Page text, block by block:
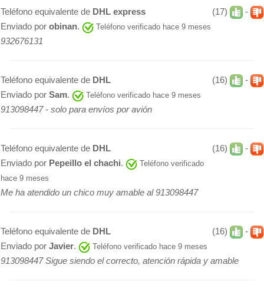
(17) -
Teléfono equivalente de DHL express
Enviado por obinan. Teléfono verificado hace 9 meses
932676131
(16) -
Teléfono equivalente de DHL
Enviado por Sam. Teléfono verificado hace 9 meses
913098447 - solo para envíos por avión
(16) -
Teléfono equivalente de DHL
Enviado por Pepeillo el chachi.
Teléfono verificado
hace 9 meses
Me ha atendido un chico muy amable al 913098447
(16) -
Teléfono equivalente de DHL
Enviado por Javier. Teléfono verificado hace 9 meses
913098447 Sigue siendo el correcto, atención rápida y amable